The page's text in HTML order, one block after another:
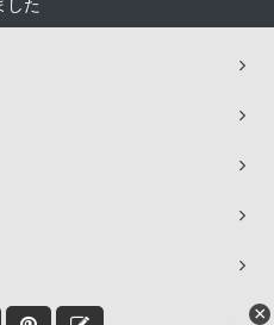
した
×